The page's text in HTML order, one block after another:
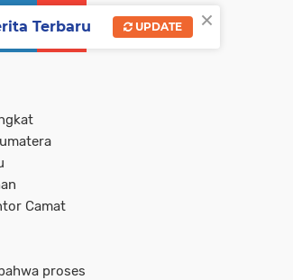
Camat
proses
×
Terbaru UPDATE